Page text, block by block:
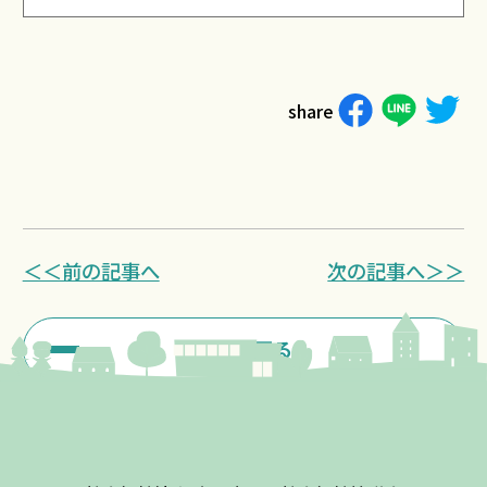
share
＜＜前の記事へ
一覧に戻る
次の記事へ＞＞